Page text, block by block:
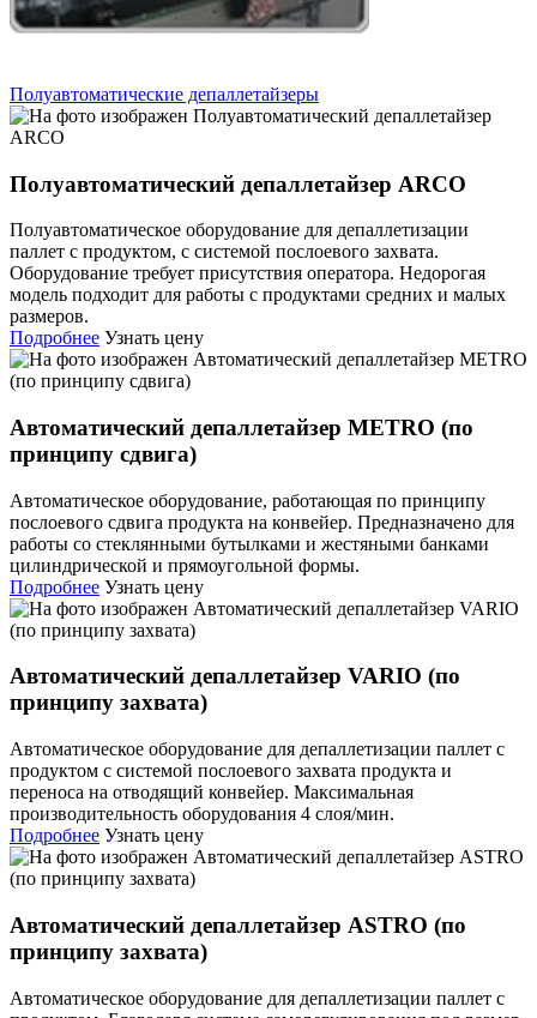
Полуавтоматические депаллетайзеры
Полуавтоматический депаллетайзер ARCO
Полуавтоматическое оборудование для депаллетизации
паллет с продуктом, с системой послоевого захвата.
Оборудование требует присутствия оператора. Недорогая
модель подходит для работы с продуктами средних и малых
размеров.
Подробнее Узнать цену
Автоматический депаллетайзер METRO (по
принципу сдвига)
Автоматическое оборудование, работающая по принципу
послоевого сдвига продукта на конвейер. Предназначено для
работы со стеклянными бутылками и жестяными банками
цилиндрической и прямоугольной формы.
Подробнее Узнать цену
Автоматический депаллетайзер VARIO (по
принципу захвата)
Автоматическое оборудование для депаллетизации паллет с
продуктом с системой послоевого захвата продукта и
переноса на отводящий конвейер. Максимальная
производительность оборудования 4 слоя/мин.
Подробнее Узнать цену
Автоматический депаллетайзер ASTRO (по
принципу захвата)
Автоматическое оборудование для депаллетизации паллет с